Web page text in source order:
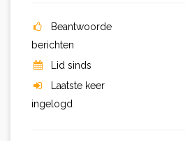
Beantwoorde
berichten
Lid sinds
Laatste keer
ingelogd